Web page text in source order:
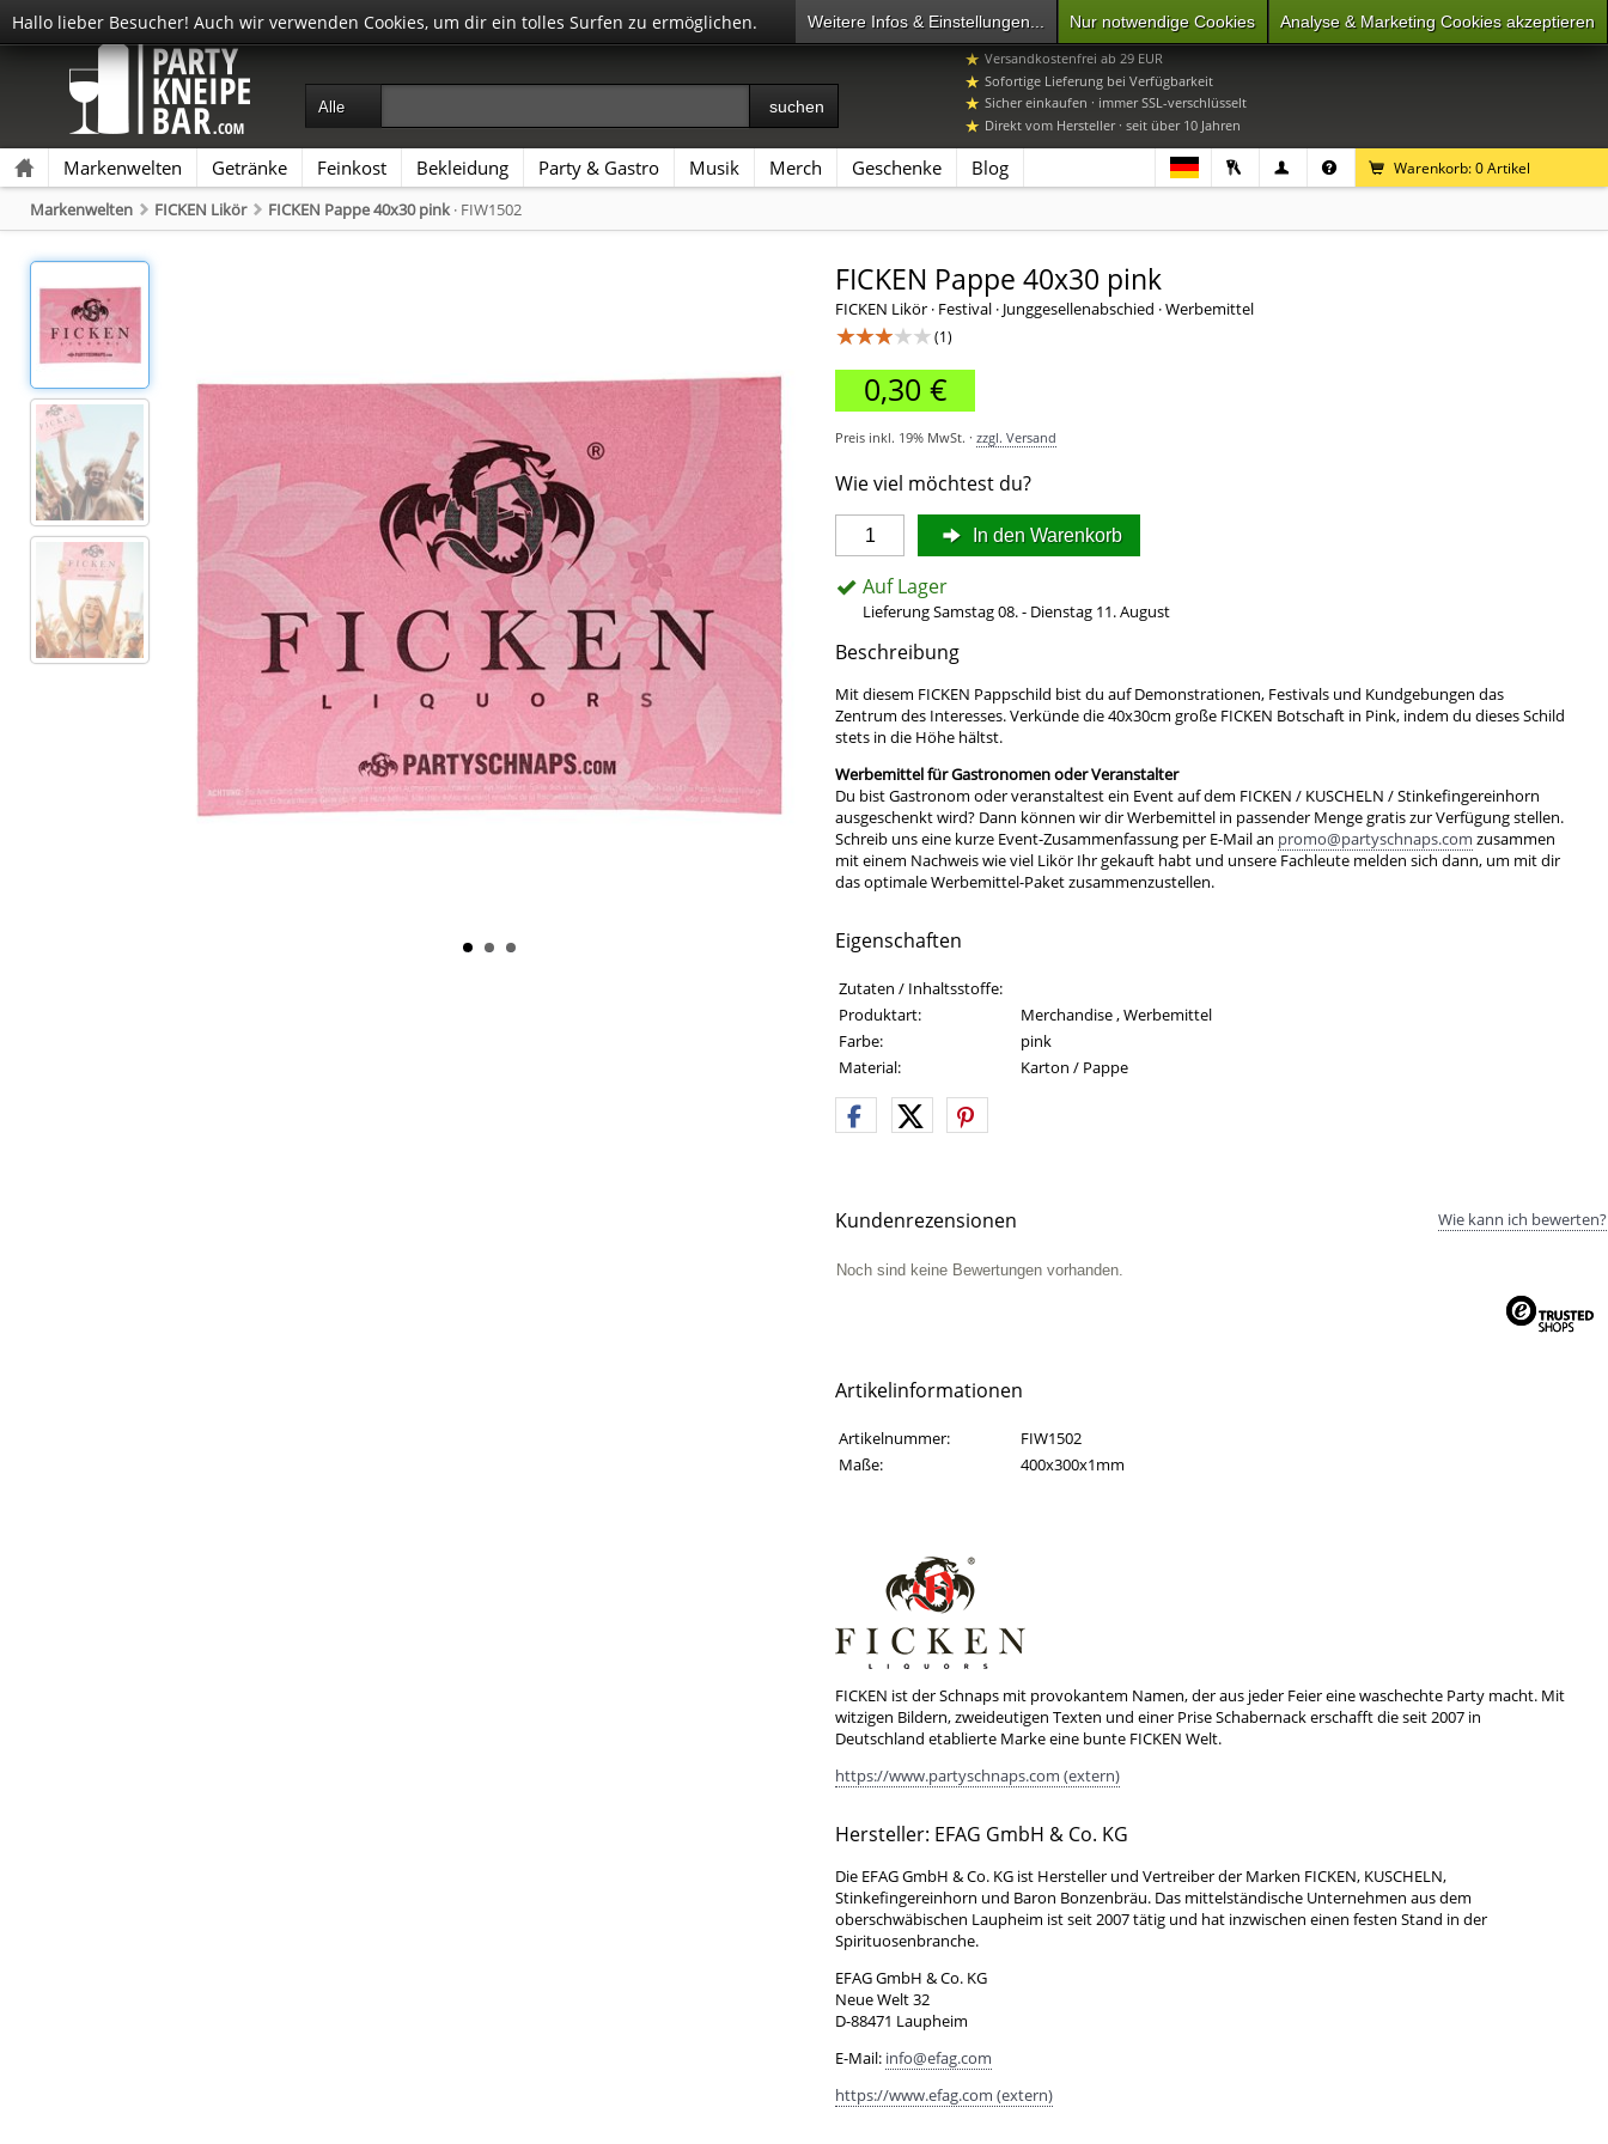
Warenkorb:0Artikel
Markenwelten Getränke Feinkost Bekleidung Party & Gastro Musik Merch Geschenke Blog
07392 96649-0 Mo-Do 9-16 Uhr, Fr 9-15 Uhr
Versandkostenfrei ab 29 EUR
Sofortige Lieferung bei Verfügbarkeit
Sicher einkaufen · immer SSL-verschlüsselt
Direkt vom Hersteller · seit über 10 Jahren
Markenwelten FICKEN Likör FICKEN Pappe 40x30 pink · FIW1502
FICKEN Pappe 40x30 pink
FICKEN Likör · Festival · Junggesellenabschied · Werbemittel
★★★★★(1)
0,30 €
Preis inkl. 19% MwSt. · zzgl. Versand
Wie viel möchtest du?
In den Warenkorb
Auf Lager
Lieferung Samstag 08. - Dienstag 11. August
Beschreibung
Mit diesem FICKEN Pappschild bist du auf Demonstrationen, Festivals und Kundgebungen das
Zentrum des Interesses. Verkünde die 40x30cm große FICKEN Botschaft in Pink, indem du dieses Schild
stets in die Höhe hältst.
Werbemittel für Gastronomen oder Veranstalter
Du bist Gastronom oder veranstaltest ein Event auf dem FICKEN / KUSCHELN / Stinkefingereinhorn
ausgeschenkt wird? Dann können wir dir Werbemittel in passender Menge gratis zur Verfügung stellen.
Schreib uns eine kurze Event-Zusammenfassung per E-Mail an promo@partyschnaps.com zusammen
mit einem Nachweis wie viel Likör Ihr gekauft habt und unsere Fachleute melden sich dann, um mit dir
das optimale Werbemittel-Paket zusammenzustellen.
Eigenschaften
Eigenschaften des Produkts
Eigenschaft Wert
Zutaten / Inhaltsstoffe:
Produktart:
Merchandise , Werbemittel
Farbe:
pink
Material:
Karton / Pappe
Kundenrezensionen Wie kann ich bewerten?
Noch sind keine Bewertungen vorhanden.
Artikelinformationen
Artikelinformationen
Eigenschaft Wert
Artikelnummer:
FIW1502
Maße:
400x300x1mm
FICKEN ist der Schnaps mit provokantem Namen, der aus jeder Feier eine waschechte Party macht. Mit
witzigen Bildern, zweideutigen Texten und einer Prise Schabernack erschafft die seit 2007 in
Deutschland etablierte Marke eine bunte FICKEN Welt.
https://www.partyschnaps.com (extern)
Hersteller: EFAG GmbH & Co. KG
Die EFAG GmbH & Co. KG ist Hersteller und Vertreiber der Marken FICKEN, KUSCHELN,
Stinkefingereinhorn und Baron Bonzenbräu. Das mittelständische Unternehmen aus dem
oberschwäbischen Laupheim ist seit 2007 tätig und hat inzwischen einen festen Stand in der
Spirituosenbranche.
EFAG GmbH & Co. KG
Neue Welt 32
D-88471 Laupheim
E-Mail: info@efag.com
https://www.efag.com (extern)
Hallo lieber Besucher! Auch wir verwenden Cookies, um dir ein tolles Surfen zu ermöglichen. Analyse & Marketing Cookies akzeptieren
Nur notwendige Cookies
Weitere Infos & Einstellungen...